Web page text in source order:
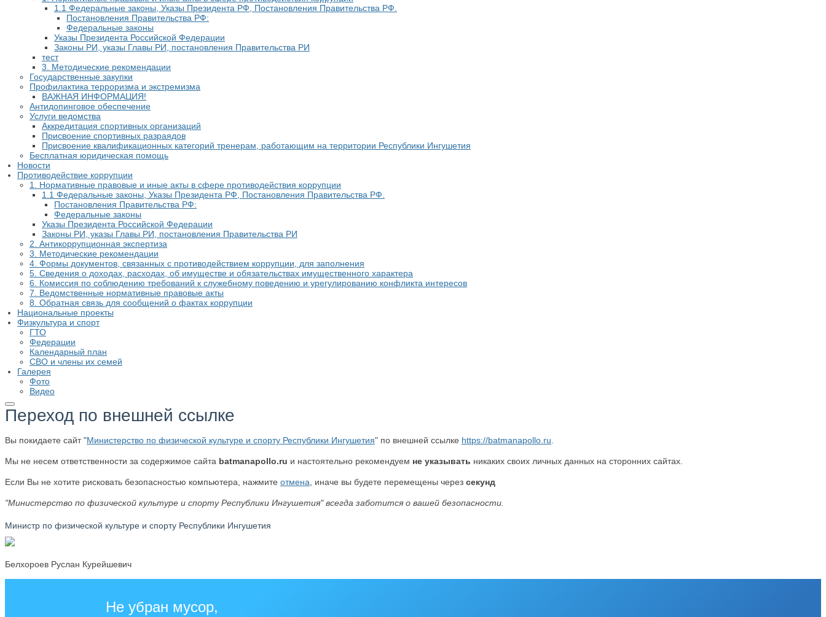
1.1 Федеральные законы, Указы Президента РФ, Постановления Правительства РФ.
Постановления Правительства РФ:
Федеральные законы
Указы Президента Российской Федерации
Законы РИ, указы Главы РИ, постановления Правительства РИ
тест
3. Методические рекомендации
Государственные закупки
Профилактика терроризма и экстремизма
​ВАЖНАЯ ИНФОРМАЦИЯ!
Антидопинговое обеспечение
Услуги ведомства
Аккредитация спортивных организаций
Присвоение спортивных разраядов
Присвоение квалификационных категорий тренерам, работающим на территории Республики Ингушетия
Бесплатная юридическая помощь
Новости
Противодействие коррупции
1. Нормативные правовые и иные акты в сфере противодействия коррупции
1.1 Федеральные законы, Указы Президента РФ, Постановления Правительства РФ.
Постановления Правительства РФ:
Федеральные законы
Указы Президента Российской Федерации
Законы РИ, указы Главы РИ, постановления Правительства РИ
2. Антикоррупционная экспертиза
3. Методические рекомендации
4. Формы документов, связанных с противодействием коррупции, для заполнения
5. Сведения о доходах, расходах, об имуществе и обязательствах имущественного характера
6. Комиссия по соблюдению требований к служебному поведению и урегулированию конфликта интересов
7. Ведомственные нормативные правовые акты
8. Обратная связь для сообщений о фактах коррупции
Национальные проекты
Физкультура и спорт
ГТО
Федерации
Календарный план
СВО и члены их семей
Галерея
Фото
Видео
Переход по внешней ссылке
Вы покидаете сайт "Министерство по физической культуре и спорту Республики Ингушетия" по внешней ссылке https://batmanapollo.ru
Мы не несем ответственности за содержимое сайта batmanapollo.ru и настоятельно рекомендуем не указывать никаких своих личных данных на сторонних сайтах.
Если Вы не хотите рисковать безопасностью компьютера, нажмите отмена , иначе вы будете перемещены через секунд
"Министерство по физической культуре и спорту Республики Ингушетия" всегда заботится о вашей безопасности.
Министр по физической культуре и спорту Республики Ингушетия
Белхороев Руслан Курейшевич
Не убран мусор,